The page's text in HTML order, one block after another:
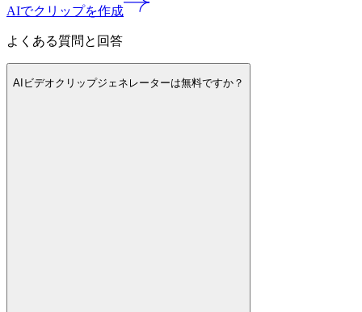
AIでクリップを作成
よくある質問と回答
AIビデオクリップジェネレーターは無料ですか？